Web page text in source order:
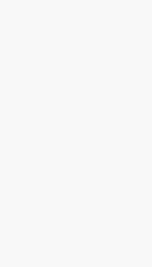
10)